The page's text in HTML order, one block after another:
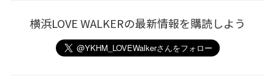
横浜LOVE WALKERの最新情報を購読しよう